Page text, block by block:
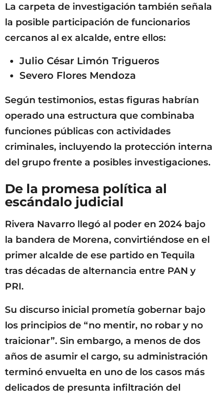
La carpeta de investigación también señala
la posible participación de funcionarios
cercanos al ex alcalde, entre ellos:
Julio César Limón Trigueros
Severo Flores Mendoza
Según testimonios, estas figuras habrían
operado una estructura que combinaba
funciones públicas con actividades
criminales, incluyendo la protección interna
del grupo frente a posibles investigaciones.
De la promesa política al
escándalo judicial
Rivera Navarro llegó al poder en 2024 bajo
la bandera de Morena, convirtiéndose en el
primer alcalde de ese partido en Tequila
tras décadas de alternancia entre PAN y
PRI.
Su discurso inicial prometía gobernar bajo
los principios de “no mentir, no robar y no
traicionar”. Sin embargo, a menos de dos
años de asumir el cargo, su administración
terminó envuelta en uno de los casos más
delicados de presunta infiltración del